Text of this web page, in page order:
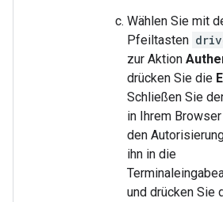
Wählen Sie mit
Pfeiltasten
zur Aktion
drücken Sie die
Schließen Sie
in Ihrem
den
ihn in die
und drücken Sie